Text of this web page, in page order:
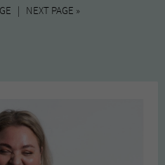
| NEXT PAGE »